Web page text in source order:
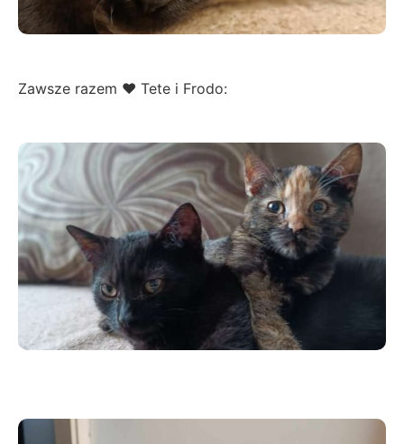
Zawsze razem ❤️ Tete i Frodo: